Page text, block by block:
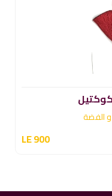
و الفضة
LE 900